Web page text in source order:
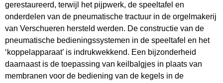
gerestaureerd, terwijl het pijpwerk, de speeltafel en
onderdelen van de pneumatische tractuur in de orgelmakerij
van Verschueren hersteld werden. De constructie van de
pneumatische bedieningssystemen in de speeltafel en het
‘koppelapparaat’ is indrukwekkend. Een bijzonderheid
daarnaast is de toepassing van keilbalgjes in plaats van
membranen voor de bediening van de kegels in de